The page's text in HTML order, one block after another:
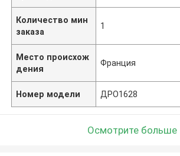
Количество мин
заказа
1
Место происхож
дения
Франция
Номер модели ДРО1628
Осмотрите больше